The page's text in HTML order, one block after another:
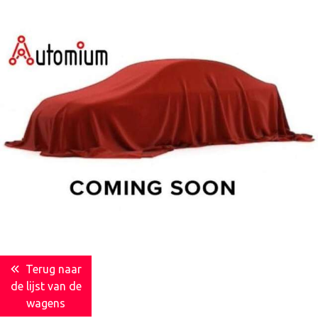
Terug naar
de lijst van de
wagens